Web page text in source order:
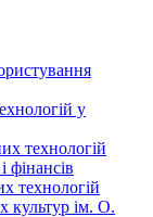
у
технологій
фінансів
технологій
культур ім. О.